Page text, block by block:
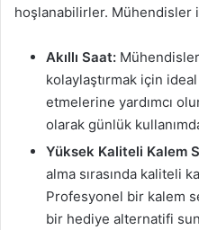
hoşlanabilirler. Mühendisler
Akıllı Saat:
kolaylaştırmak için
etmelerine yardımcı
olarak günlük
Yüksek Kaliteli Kalem
alma sırasında kaliteli
Profesyonel bir kalem
bir hediye alternatifi